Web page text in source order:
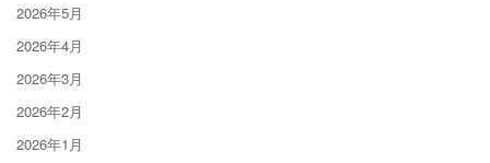
2026年5月
2026年4月
2026年3月
2026年2月
2026年1月